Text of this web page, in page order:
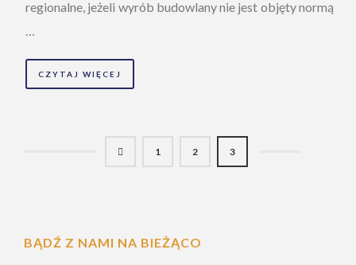
regionalne, jeżeli wyrób budowlany nie jest objęty normą
…
CZYTAJ WIĘCEJ
1 2 3
BĄDŹ Z NAMI NA BIEŻĄCO